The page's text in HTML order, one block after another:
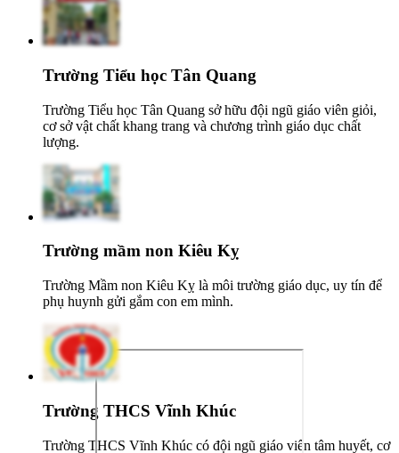
Trường Tiểu học Tân Quang
Trường Tiểu học Tân Quang sở hữu đội ngũ giáo viên giỏi,
cơ sở vật chất khang trang và chương trình giáo dục chất
lượng.
Trường mầm non Kiêu Kỵ
Trường Mầm non Kiêu Kỵ là môi trường giáo dục, uy tín để
phụ huynh gửi gắm con em mình.
Trường THCS Vĩnh Khúc
Trường THCS Vĩnh Khúc có đội ngũ giáo viên tâm huyết, cơ